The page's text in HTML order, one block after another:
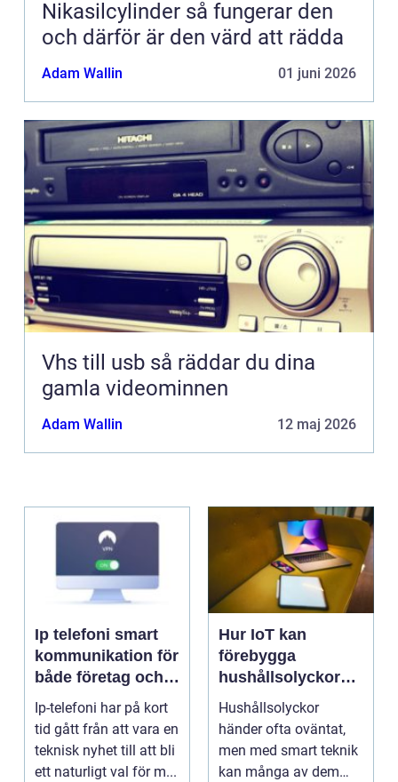
Nikasilcylinder så fungerar den
och därför är den värd att rädda
Adam Wallin 01 juni 2026
Vhs till usb så räddar du dina
gamla videominnen
Adam Wallin 12 maj 2026
Ip telefoni smart
kommunikation för
både företag och
privatpersoner
Ip-telefoni har på kort
tid gått från att vara en
teknisk nyhet till att bli
ett naturligt val för m...
Hur IoT kan
förebygga
hushållsolyckor
innan de inträffar
Hushållsolyckor
händer ofta oväntat,
men med smart teknik
kan många av dem